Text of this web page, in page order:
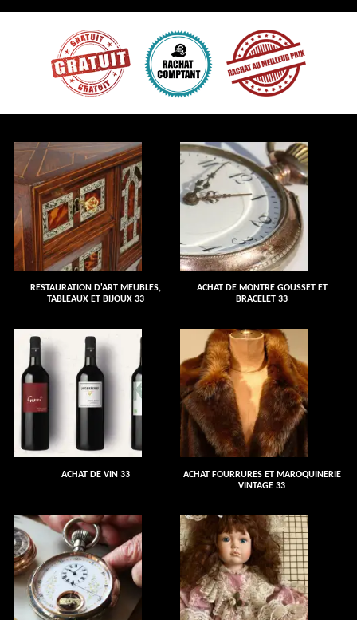
RESTAURATION D'ART MEUBLES,
TABLEAUX ET BIJOUX 33
ACHAT DE MONTRE GOUSSET ET
BRACELET 33
ACHAT DE VIN 33
ACHAT FOURRURES ET MAROQUINERIE
VINTAGE 33